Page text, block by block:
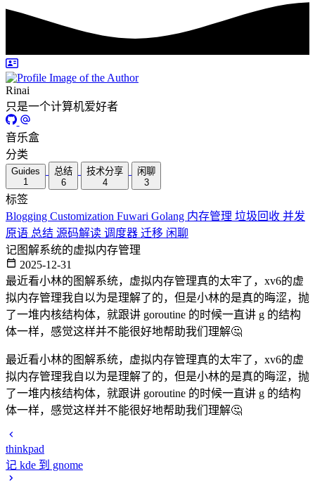
Rinai
只是一个计算机爱好者
音乐盒
分类
Guides
1
总结
6
技术分享
4
闲聊
3
标签
Blogging Customization Fuwari Golang 内存管理 垃圾回收 并发
原语 总结 源码解读 调度器 迁移 闲聊
记图解系统的虚拟内存管理
2025-12-31
最近看小林的图解系统，虚拟内存管理真的太牢了，xv6的虚
拟内存管理我自以为是理解了的，但是小林的是真的晦涩，抛
了一堆内核结构体，就跟讲 goroutine 的时候一直讲 g 的结构
体一样，感觉这样并不能很好地帮助我们理解🤔
最近看小林的图解系统，虚拟内存管理真的太牢了，xv6的虚
拟内存管理我自以为是理解了的，但是小林的是真的晦涩，抛
了一堆内核结构体，就跟讲 goroutine 的时候一直讲 g 的结构
体一样，感觉这样并不能很好地帮助我们理解🤔
thinkpad
记 kde 到 gnome